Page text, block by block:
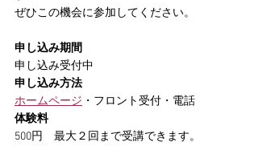
ぜひこの機会に参加してください。
申し込み期間
申し込み受付中
申し込み方法
ホームページ ・フロント受付・電話
体験料
500円　最大２回まで受講できます。